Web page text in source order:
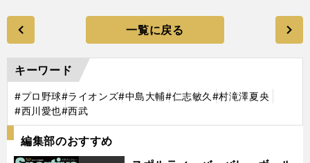
一覧に戻る
キーワード
#プロ野球#ライオンズ#中島大輔#仁志敏久 #村滝澤夏央
#西川愛也#西武
編集部のおすすめ